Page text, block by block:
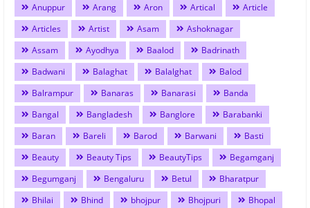
Anuppur
Arang Aron Artical
Article
Articles
Artist Asam
Ashoknagar
Assam
Ayodhya Baalod
Badrinath
Badwani
Balaghat Balalghat
Balod
Balrampur
Banaras Banarasi
Banda
Bangal
Bangladesh Banglore
Barabanki
Baran
Bareli Barod Barwani
Basti
Beauty
Beauty Tips BeautyTips
Begamganj
Begumganj
Bengaluru Betul
Bharatpur
Bhilai
Bhind bhojpur Bhojpuri Bhopal